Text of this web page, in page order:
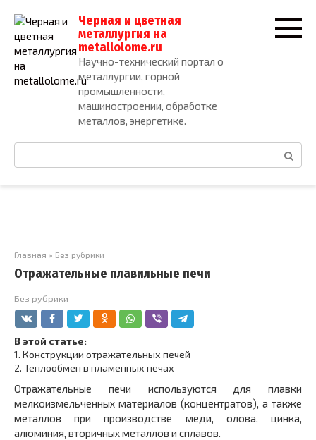
контенту
Черная и цветная
металлургия на
metallolome.ru
Научно-технический портал о
металлургии, горной
промышленности,
машиностроении, обработке
металлов, энергетике.
Главная » Без рубрики
Отражательные плавильные печи
Без рубрики
В этой статье:
1. Конструкции отражательных печей
2. Теплообмен в пламенных печах
Отражательные печи используются для плавки
мелкоизмельченных материалов (концентратов), а также
метал­лов при производстве меди, олова, цинка,
алюминия, вторичных металлов и сплавов.